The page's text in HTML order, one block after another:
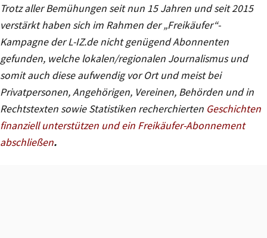
Trotz aller Bemühungen seit nun 15 Jahren und seit 2015
verstärkt haben sich im Rahmen der „Freikäufer“-
Kampagne der L-IZ.de nicht genügend Abonnenten
gefunden, welche lokalen/regionalen Journalismus und
somit auch diese aufwendig vor Ort und meist bei
Privatpersonen, Angehörigen, Vereinen, Behörden und in
Rechtstexten sowie Statistiken recherchierten Geschichten
finanziell unterstützen und ein Freikäufer-Abonnement
abschließen.